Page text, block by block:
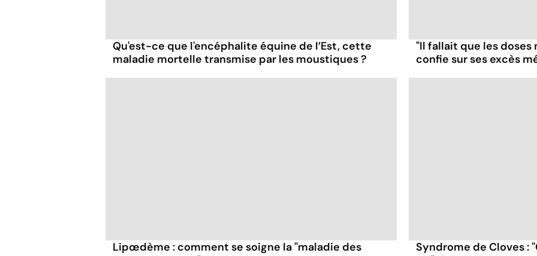
Qu'est-ce que l'encéphalite équine de l’Est, cette
maladie mortelle transmise par les moustiques ?
"Il fallait que les doses
confie sur ses excès
Lipœdème : comment se soigne la "maladie des
Syndrome de Cloves :